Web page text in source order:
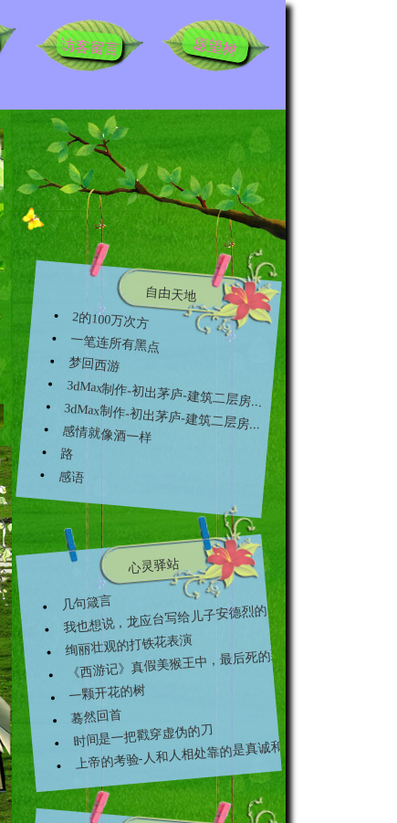
访客留言 愿望树
自由天地
2的100万次方
一笔连所有黑点
梦回西游
3dMax制作-初出茅庐-建筑二层房...
3dMax制作-初出茅庐-建筑二层房...
感情就像酒一样
路
感语
心灵驿站
几句箴言
我也想说，龙应台写给儿子安德烈的一段...
绚丽壮观的打铁花表演
《西游记》真假美猴王中，最后死的到底...
一颗开花的树
蓦然回首
时间是一把戳穿虚伪的刀
上帝的考验-人和人相处靠的是真诚和信...